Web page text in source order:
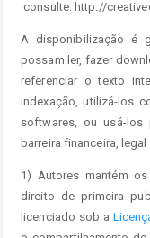
consulte: http://
A disponibilização é
possam ler, fazer
referenciar o texto
indexação, utilizá-los
softwares, ou usá-los
barreira financeira, legal
1) Autores mantém
direito de primeira
licenciado sob a